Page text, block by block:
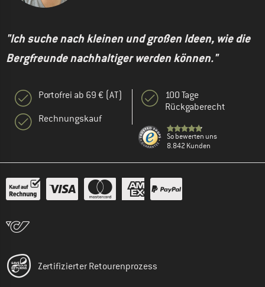
"Ich suche nach kleinen und großen Ideen, wie die
Bergfreunde nachhaltiger werden können."
Portofrei ab 69 € (AT)
Rechnungskauf
100 Tage
Rückgaberecht
So bewerten uns
8.842 Kunden
Zertifizierter Retourenprozess